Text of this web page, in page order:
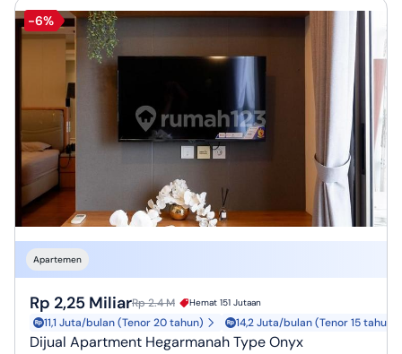
-6%
Apartemen
Rp 2,25 MiliarRp 2.4 M Hemat 151 Jutaan
11,1 Juta/bulan (Tenor 20 tahun) 14,2 Juta/bulan (Tenor 15 tahun)
Dijual Apartment Hegarmanah Type Onyx